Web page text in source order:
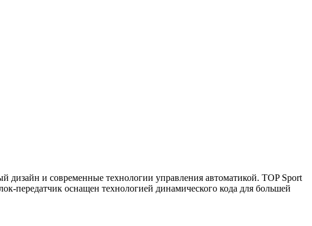
дизайн и современные технологии управления автоматикой. TOP Sport
передатчик оснащен технологией динамического кода для большей